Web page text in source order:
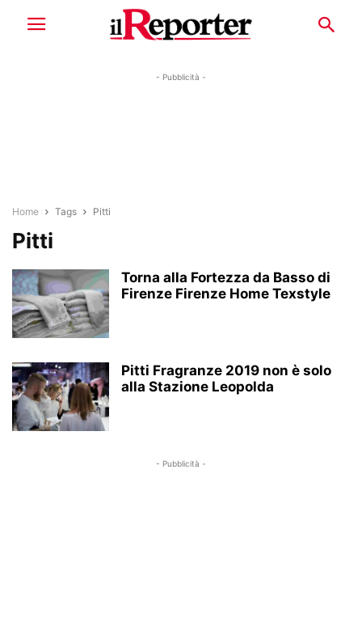
- Pubblicità -
Home Tags Pitti
Pitti
Torna alla Fortezza da Basso di
Firenze Firenze Home Texstyle
Pitti Fragranze 2019 non è solo
alla Stazione Leopolda
- Pubblicità -